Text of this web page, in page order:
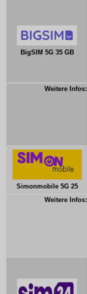
BigSIM 5G 35 GB
Weitere Infos:
Simonmobile 5G 25
Weitere Infos: